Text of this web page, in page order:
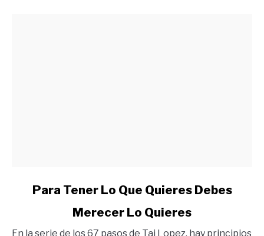
Tener
Para Tener Lo Que Quieres Debes
Merecer Lo Quieres
En la serie de los 67 pasos de Tai Lopez, hay principios